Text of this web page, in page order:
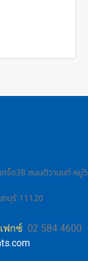
ร็ด38 ถนนติวานนท์ หมู่5
ทบุรี 11120
ฟกซ์ 02 584 4600